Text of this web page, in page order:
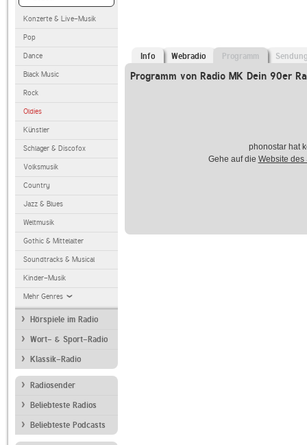
Konzerte & Live-Musik
Pop
Dance
Black Music
Rock
Oldies
Künstler
Schlager & Discofox
Volksmusik
Country
Jazz & Blues
Weltmusik
Gothic & Mittelalter
Soundtracks & Musical
Kinder-Musik
Mehr Genres
Hörspiele im Radio
Wort- & Sport-Radio
Klassik-Radio
Radiosender
Beliebteste Radios
Beliebteste Podcasts
Info Webradio Programm
Programm von Radio MK Dein 90er
phonostar hat
Gehe auf die Website des